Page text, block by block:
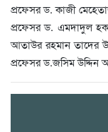
প্রফেসর ড. কাজী
প্রফেসর ড. এমদাদুল
আতাউর রহমান তাদের
প্রফেসর ড.জসিম উদ্দিন